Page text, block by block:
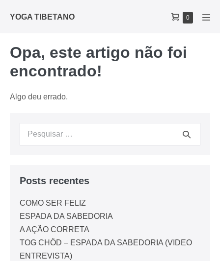
YOGA TIBETANO 0
Opa, este artigo não foi
encontrado!
Algo deu errado.
Posts recentes
COMO SER FELIZ
ESPADA DA SABEDORIA
A AÇÃO CORRETA
TOG CHÖD – ESPADA DA SABEDORIA (VIDEO
ENTREVISTA)